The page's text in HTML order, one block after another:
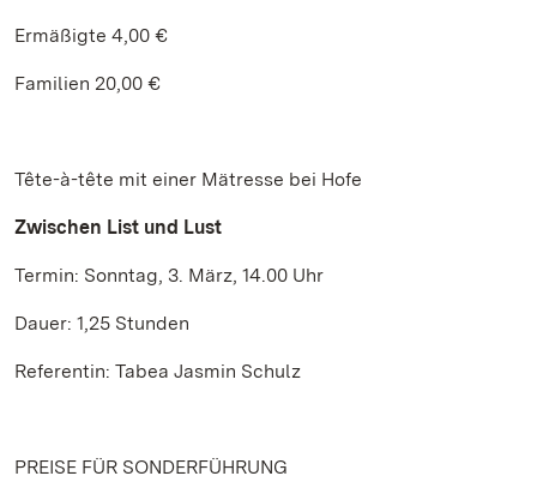
Ermäßigte 4,00 €
Familien 20,00 €
Tête-à-tête mit einer Mätresse bei Hofe
Zwischen List und Lust
Termin: Sonntag, 3. März, 14.00 Uhr
Dauer: 1,25 Stunden
Referentin: Tabea Jasmin Schulz
PREISE FÜR SONDERFÜHRUNG